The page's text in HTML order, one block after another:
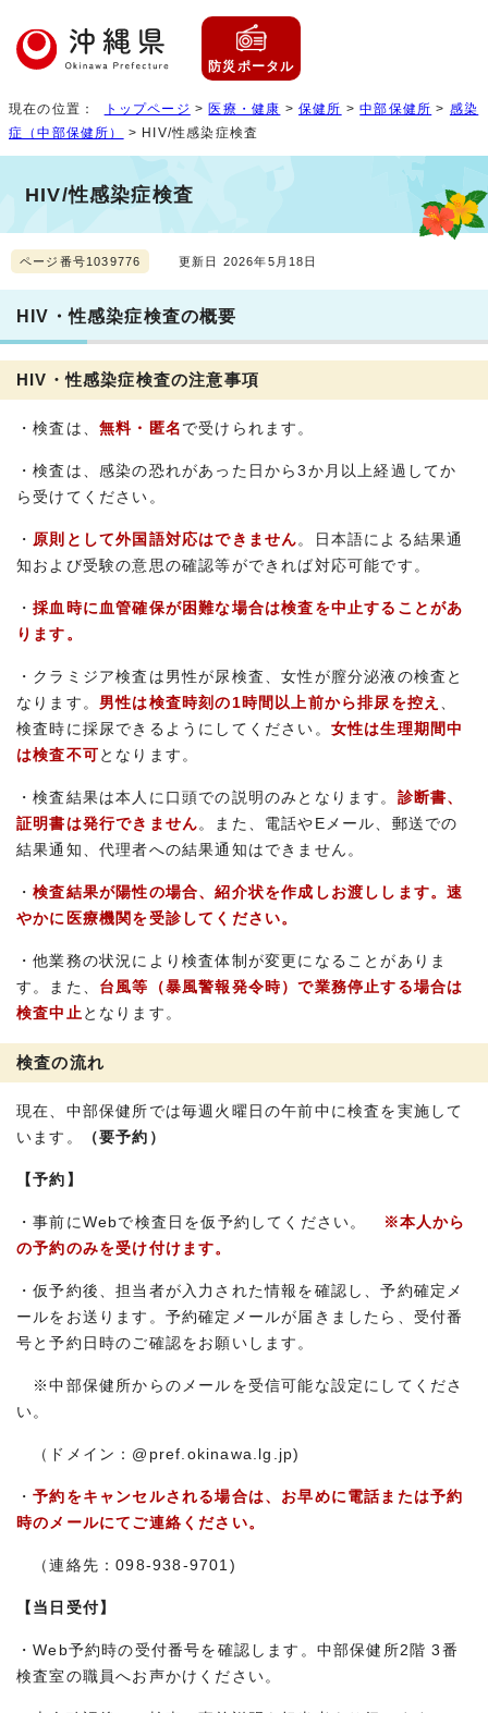
防災ポータル
現在の位置： トップページ > 医療・健康 >保健所 >中部保健所 > 感染
症（中部保健所）
> HIV/性感染症検査
HIV/性感染症検査
ページ番号1039776 更新日 2026年5月18日
HIV・性感染症検査の概要
HIV・性感染症検査の注意事項
・検査は、 無料・匿名 で受けられます。
・検査は、感染の恐れがあった日から3か月以上経過してか
ら受けてください。
・ 原則として外国語対応はできません。日本語による結果通
知および受験の意思の確認等ができれば対応可能です。
・採血時に血管確保が困難な場合は検査を中止することがあ
ります。
・クラミジア検査は男性が尿検査、女性が膣分泌液の検査と
なります。 男性は検査時刻の1時間以上前から排尿を控え 、
検査時に採尿できるようにしてください。 女性は生理期間中
は検査不可 となります。
・検査結果は本人に口頭での説明のみとなります。 診断書、
証明書は発行できません。また、電話やEメール、郵送での
結果通知、代理者への結果通知はできません。
・検査結果が陽性の場合、紹介状を作成しお渡しします。速
やかに医療機関を受診してください。
・他業務の状況により検査体制が変更になることがありま
す。また、 台風等（暴風警報発令時）で業務停止する場合は
検査中止 となります。
検査の流れ
現在、中部保健所では毎週火曜日の午前中に検査を実施して
います。
（要予約）
【予約】
・事前にWebで検査日を仮予約してください。
※本人から
の予約のみを受け付けます。
・仮予約後、担当者が入力された情報を確認し、予約確定メ
ールをお送ります。予約確定メールが届きましたら、受付番
号と予約日時のご確認をお願いします。
※中部保健所からのメールを受信可能な設定にしてくださ
い。
（ドメイン：@pref.okinawa.lg.jp)
・予約をキャンセルされる場合は、お早めに電話または予約
時のメールにてご連絡ください。
（連絡先：098-938-9701)
【当日受付】
・Web予約時の受付番号を確認します。中部保健所2階 3番
検査室の職員へお声かけください。